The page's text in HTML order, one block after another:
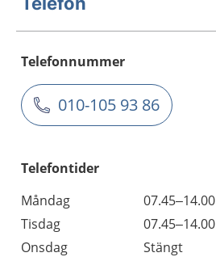
Telefonnummer
010-105 93 86
Telefontider
Måndag
07.45–14.00
Tisdag
07.45–14.00
Onsdag
Stängt